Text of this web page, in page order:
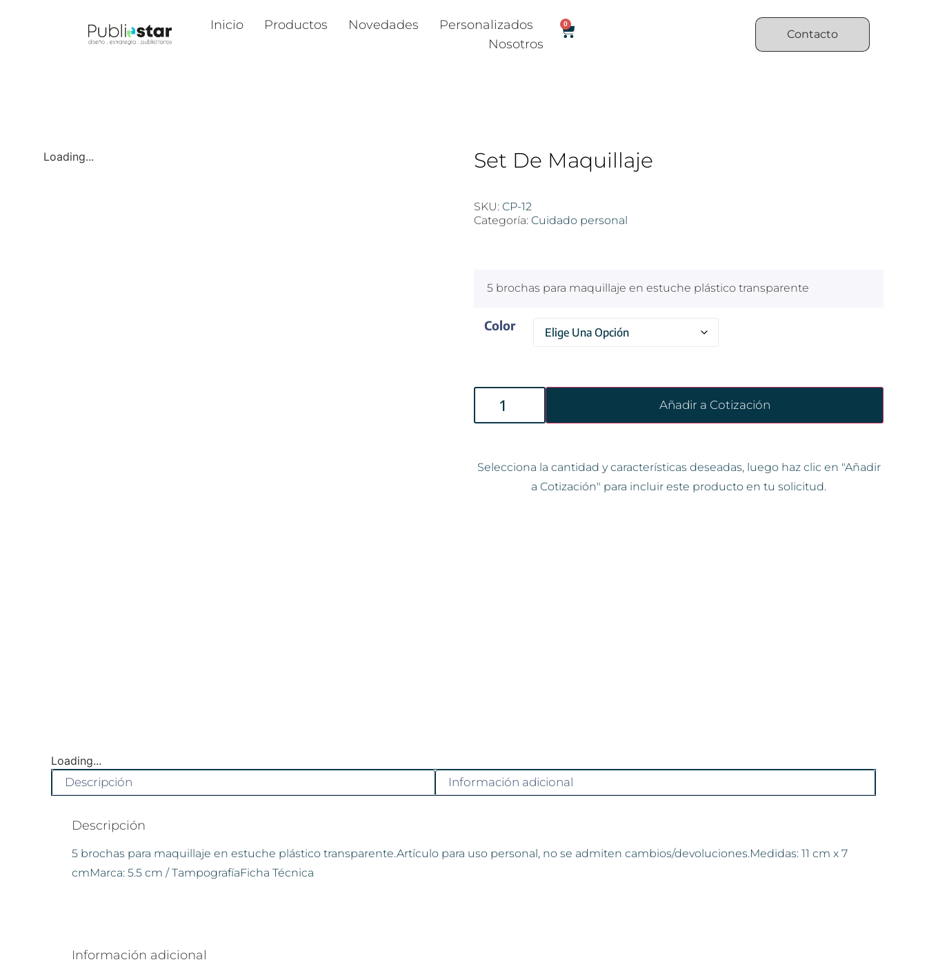
Inicio Productos Novedades
Personalizados
Nosotros
0
Contacto
Loading... Set De Maquillaje
SKU: CP-12
Categoría: Cuidado personal
5 brochas para maquillaje en estuche plástico transparente
Color
Añadir a Cotización
Selecciona la cantidad y características deseadas, luego haz clic en "Añadir
a Cotización" para incluir este producto en tu solicitud.
Loading...
Descripción
Información adicional
Descripción
5 brochas para maquillaje en estuche plástico transparente.Artículo para uso personal, no se admiten cambios/devoluciones.Medidas: 11 cm x 7
cmMarca: 5.5 cm / TampografíaFicha Técnica
Información adicional